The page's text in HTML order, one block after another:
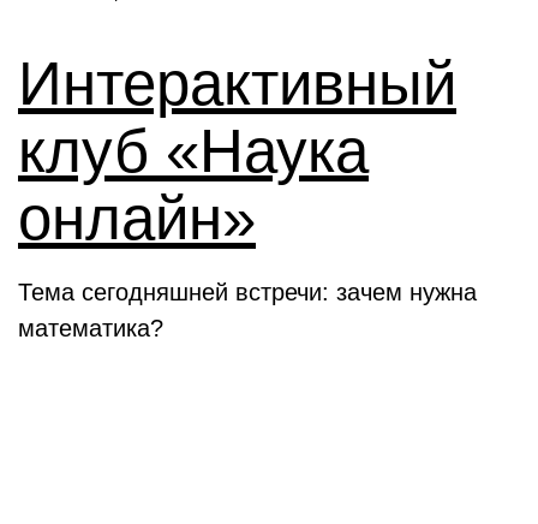
Интерактивный
клуб «Наука
онлайн»
Тема сегодняшней встречи: зачем нужна
математика?